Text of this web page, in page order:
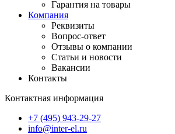
Гарантия на товары
Компания
Реквизиты
Вопрос-ответ
Отзывы о компании
Статьи и новости
Вакансии
Контакты
Контактная информация
+7 (495) 943-29-27
info@inter-el.ru